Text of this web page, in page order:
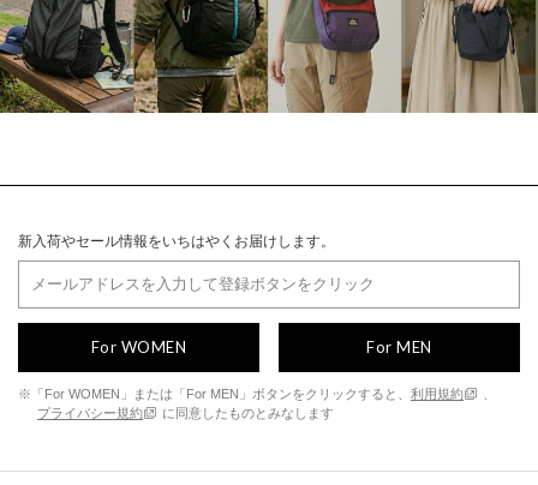
新入荷やセール情報をいちはやくお届けします。
For WOMEN For MEN
※「For WOMEN」または「For MEN」ボタンをクリックすると、 利用規約
プライバシー規約
に同意したものとみなします